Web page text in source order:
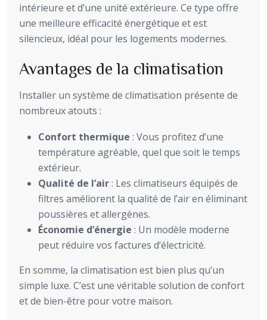
intérieure et d’une unité extérieure. Ce type offre
une meilleure efficacité énergétique et est
silencieux, idéal pour les logements modernes.
Avantages de la climatisation
Installer un système de climatisation présente de
nombreux atouts :
Confort thermique : Vous profitez d’une
température agréable, quel que soit le temps
extérieur.
Qualité de l’air: Les climatiseurs équipés de
filtres améliorent la qualité de l’air en éliminant
poussières et allergènes.
Économie d’énergie : Un modèle moderne
peut réduire vos factures d’électricité.
En somme, la climatisation est bien plus qu’un
simple luxe. C’est une véritable solution de confort
et de bien-être pour votre maison.